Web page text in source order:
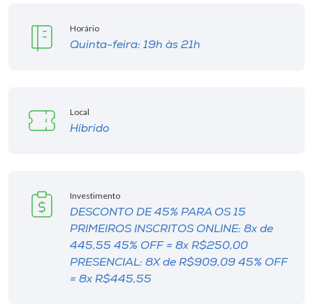
Horário
Quinta-feira: 19h às 21h
Local
Híbrido
Investimento
DESCONTO DE 45% PARA OS 15
PRIMEIROS INSCRITOS ONLINE: 8x de
445,55 45% OFF = 8x R$250,00
PRESENCIAL: 8X de R$909,09 45% OFF
= 8x R$445,55